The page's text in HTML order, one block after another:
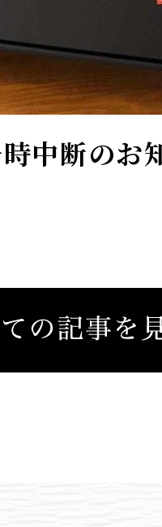
中断のお